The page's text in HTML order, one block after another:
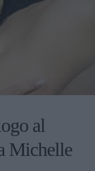
al
Michelle